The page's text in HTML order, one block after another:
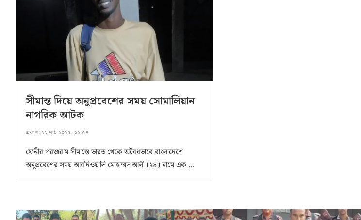
সীমান্ত দিয়ে অনুপ্রবেশের সময় সোমালিয়ান
নাগরিক আটক
প্রকাশ: ২২ মার্চ ২০২৫, ১২:৫৪
ফেনীর পরশুরাম সীমান্তে ভারত থেকে অবৈধভাবে বাংলাদেশে
অনুপ্রবেশের সময় আবদিওয়ালি মোহাম্মদ আলী (২৪) নামে এক …